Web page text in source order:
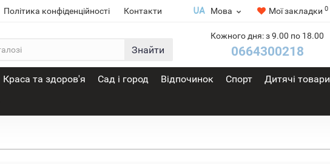
Політика конфіденційності Контакти Мова Мої закладки 0
Знайти
Кожного дня: з 9.00 по 18.00
0664300218
Краса та здоров'я Сад і город Відпочинок Спорт Дитячі товари